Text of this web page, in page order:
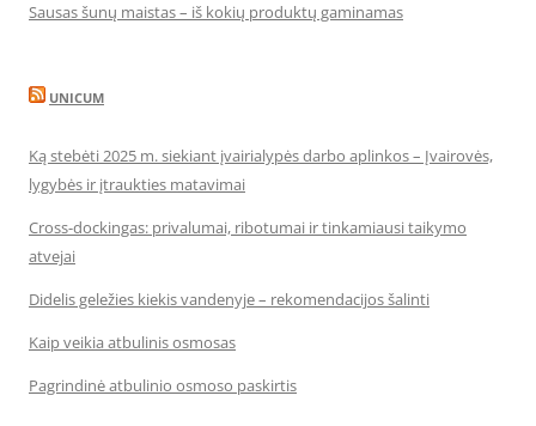
Sausas šunų maistas – iš kokių produktų gaminamas
UNICUM
Ką stebėti 2025 m. siekiant įvairialypės darbo aplinkos – Įvairovės,
lygybės ir įtraukties matavimai
Cross-dockingas: privalumai, ribotumai ir tinkamiausi taikymo
atvejai
Didelis geležies kiekis vandenyje – rekomendacijos šalinti
Kaip veikia atbulinis osmosas
Pagrindinė atbulinio osmoso paskirtis